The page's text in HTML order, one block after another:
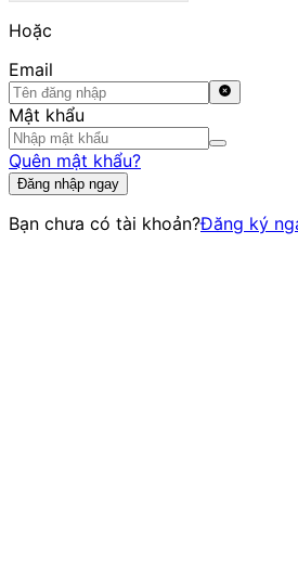
Hoặc
Email
Mật khẩu
Quên mật khẩu?
Đăng nhập ngay
Bạn chưa có tài khoản?Đăng ký